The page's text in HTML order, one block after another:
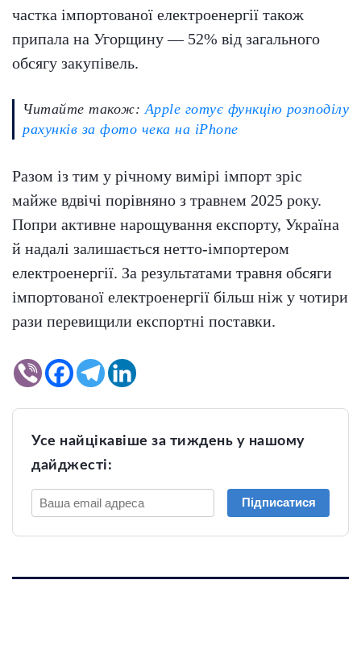
частка імпортованої електроенергії також
припала на Угорщину — 52% від загального
обсягу закупівель.
Читайте також: Apple готує функцію розподілу
рахунків за фото чека на iPhone
Разом із тим у річному вимірі імпорт зріс
майже вдвічі порівняно з травнем 2025 року.
Попри активне нарощування експорту, Україна
й надалі залишається нетто-імпортером
електроенергії. За результатами травня обсяги
імпортованої електроенергії більш ніж у чотири
рази перевищили експортні поставки.
Усе найцікавіше за тиждень у нашому
дайджесті:
Підписатися